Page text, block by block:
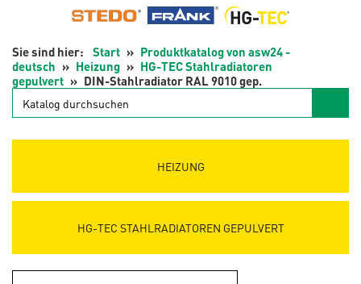
Start
Produktkatalog von asw24 -
deutsch
Heizung
HG-TEC Stahlradiatoren
gepulvert
DIN-Stahlradiator RAL 9010 gep.
Katalog
durchsuchen
HEIZUNG
HG-TEC STAHLRADIATOREN GEPULVERT